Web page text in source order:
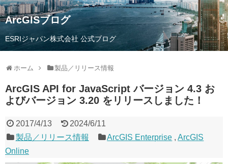
ArcGISブログ
ESRIジャパン株式会社 公式ブログ
ホーム 製品／リリース情報
ArcGIS API for JavaScript バージョン 4.3 お
よびバージョン 3.20 をリリースしました！
2017/4/13
2024/6/11
製品／リリース情報
ArcGIS Enterprise ,ArcGIS
Online